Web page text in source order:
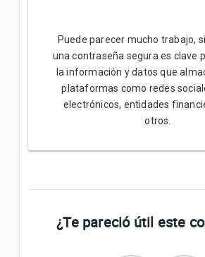
Puede parecer mucho trabajo,
una contraseña segura es clave
la información y datos que
plataformas como redes
electrónicos, entidades
otros.
¿Te pareció útil este